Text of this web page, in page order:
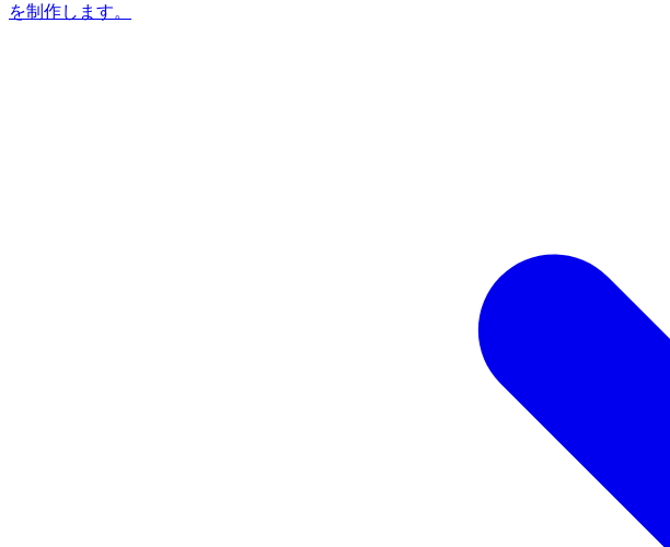
を制作します。